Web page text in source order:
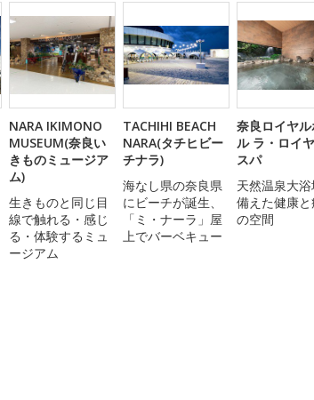
NARA IKIMONO
MUSEUM(奈良い
きものミュージア
ム)
生きものと同じ目
線で触れる・感じ
る・体験するミュ
ージアム
TACHIHI BEACH
NARA(タチヒビー
チナラ)
海なし県の奈良県
にビーチが誕生、
「ミ・ナーラ」屋
上でバーベキュー
奈良ロイヤ
ル ラ・ロイ
スパ
天然温泉大浴
備えた健康と
の空間